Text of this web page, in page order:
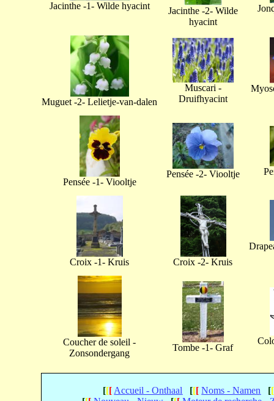
Jacinthe -1- Wilde hyacint
Jacinthe -2- Wilde
hyacint
Muguet -2- Lelietje-van-dalen
Muscari -
Druifhyacint
Pensée -1- Viooltje
Pensée -2- Viooltje
Croix -1- Kruis Croix -2- Kruis
Coucher de soleil -
Zonsondergang
Tombe -1- Graf
[[[ Accueil - Onthaal [[[ Noms - Namen [[